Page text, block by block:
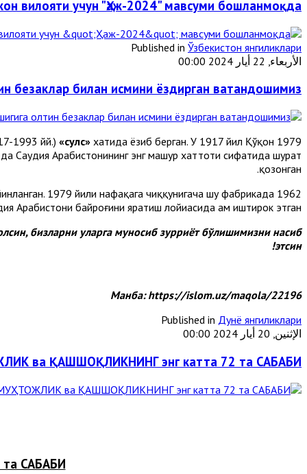
вилояти учун "Ҳаж-2024" мавсуми бошланмоқда
Published in Ўзбекистон янгиликлари
الأربعاء, 22 أيار 2024 00:00
безаклар билан исмини ёздирган ватандошимиз
1979 йилда Каъбатуллоҳнинг олтин эшигидаги ёзув ва безакларни ватандошимиз Абдураҳим Амин Бухорий (1917-1993 йй.)
«сулс» хатида ёзиб берган. У 1917 йил Қўқон
Саудия Арабистонининг энг машҳур хаттоти сифатида шуҳрат
қозонган.
1979 йили нафақага чиққунигача шу фабрикада
Арабистони байроғини яратиш лойиҳасида ҳам иштирок этган.
бизларни уларга муносиб зурриёт бўлишимизни насиб
этсин!
Манба: https://islom.uz/maqola/22196
Published in Дунё янгиликлари
الإثنين, 20 أيار 2024 00:00
ва ҚАШШОҚЛИКНИНГ энг катта 72 та САБАБИ
САБАБИ